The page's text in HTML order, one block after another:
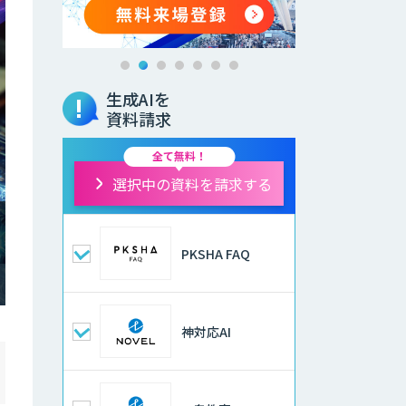
生成AIを
資料請求
全て無料！
選択中の資料を請求する
PKSHA FAQ
神対応AI